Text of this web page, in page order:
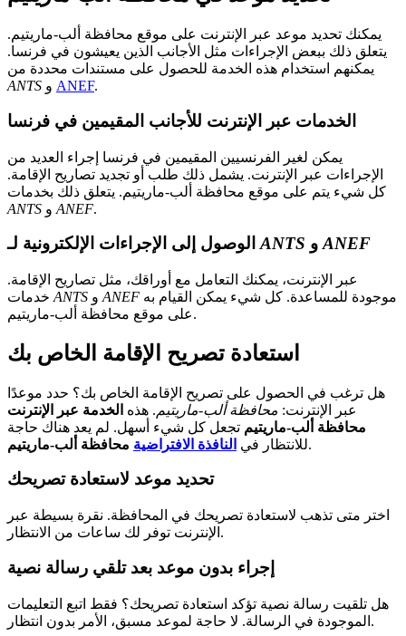
يمكنك تحديد موعد عبر الإنترنت على موقع محافظة ألب-ماريتيم.
يتعلق ذلك ببعض الإجراءات مثل الأجانب الذين يعيشون في فرنسا.
يمكنهم استخدام هذه الخدمة للحصول على مستندات محددة من
ANTS
ANEF.
الخدمات عبر الإنترنت للأجانب المقيمين في فرنسا
يمكن لغير الفرنسيين المقيمين في فرنسا إجراء العديد من
الإجراءات عبر الإنترنت. يشمل ذلك طلب أو تجديد تصاريح الإقامة.
كل شيء يتم على موقع محافظة ألب-ماريتيم. يتعلق ذلك بخدمات
ANTS
ANEF.
الوصول إلى الإجراءات الإلكترونية لـANTS وANEF
عبر الإنترنت، يمكنك التعامل مع أوراقك، مثل تصاريح الإقامة.
ANTS ANEF
على موقع محافظة ألب-ماريتيم.
استعادة تصريح الإقامة الخاص بك
هل ترغب في الحصول على تصريح الإقامة الخاص بك؟ حدد موعدًا
عبر الإنترنت: محافظة ألب-ماريتيم. هذه الخدمة عبر الإنترنت
محافظة ألب-ماريتيم تجعل كل شيء أسهل. لم يعد هناك حاجة
للانتظار في النافذة الافتراضية محافظة ألب-ماريتيم .
تحديد موعد لاستعادة تصريحك
اختر متى تذهب لاستعادة تصريحك في المحافظة. نقرة بسيطة عبر
الإنترنت توفر لك ساعات من الانتظار.
إجراء بدون موعد بعد تلقي رسالة نصية
هل تلقيت رسالة نصية تؤكد استعادة تصريحك؟ فقط اتبع التعليمات
الموجودة في الرسالة. لا حاجة لموعد مسبق، الأمر بدون انتظار.